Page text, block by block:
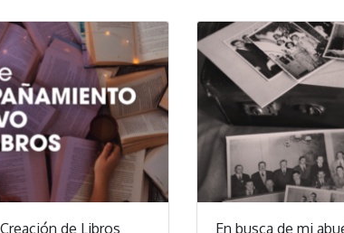
de Libros
En busca de mi